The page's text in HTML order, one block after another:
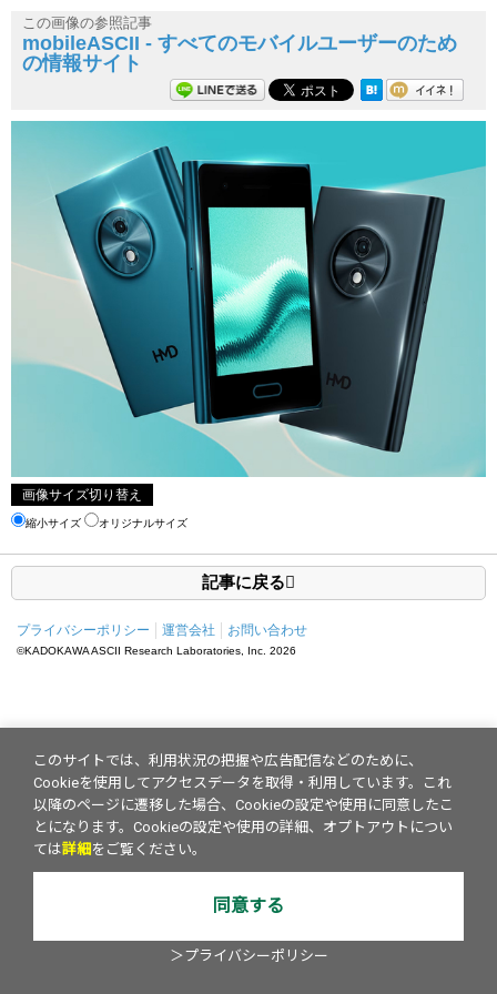
この画像の参照記事
mobileASCII - すべてのモバイルユーザーのため
の情報サイト
画像サイズ切り替え
縮小サイズ オリジナルサイズ
記事に戻る
プライバシーポリシー 運営会社 お問い合わせ
©KADOKAWA ASCII Research Laboratories, Inc. 2026
このサイトでは、利用状況の把握や広告配信などのために、
Cookieを使用してアクセスデータを取得・利用しています。これ
以降のページに遷移した場合、Cookieの設定や使用に同意したこ
とになります。Cookieの設定や使用の詳細、オプトアウトについ
ては詳細 をご覧ください。
同意する
＞プライバシーポリシー